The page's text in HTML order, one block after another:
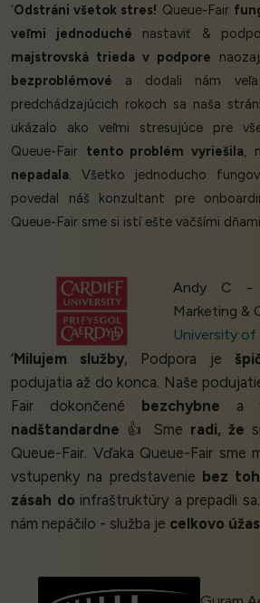
‘Odstráni všetok stres! Queue-Fair
veľmi jednoduché nastaviť &
majstrovská trieda v podpore
bezproblémové a dodali nám
predchádzajúcich rokoch sa naša
ukázalo ako veľmi stresujúce pre
Queue-Fair tento problém vyriešila,
nepadala. Všetko jednoducho
povedal náš konzultant pre
Queue-Fair sme si istí ešte väčšími
Andy C -
Marketing &
University
‘Milujem služby, Podpora je
podujatia až do konca. Naše
Fair dokončené bezchybne a
nadštandardne 👍 Sme radi, že
Queue-Fair. Vďaka Queue-Fair sme
vstupenky na predstavenie bez
zásah do infraštruktúry a prepadli
nám nepáčilo - služba je celkovo